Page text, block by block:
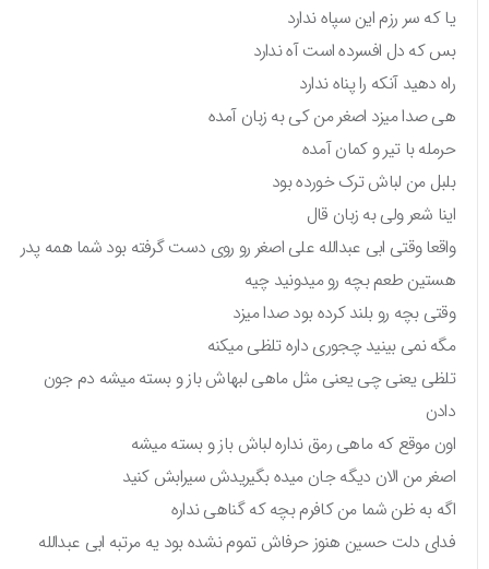
یا که سر رزم این سپاه ندارد
بس که دل افسرده است آه ندارد
راه دهید آنکه را پناه ندارد
هی صدا میزد اصغر من کی به زبان آمده
حرمله با تیر و کمان آمده
بلبل من لباش ترک خورده بود
اینا شعر ولی به زبان قال
واقعا وقتی ابی عبدالله علی اصغر رو روی دست گرفته بود شما همه پدر
هستین طعم بچه رو میدونید چیه
وقتی بچه رو بلند کرده بود صدا میزد
مگه نمی بینید چجوری داره تلظی میکنه
تلظی یعنی چی یعنی مثل ماهی لبهاش باز و بسته میشه دم جون
دادن
اون موقع که ماهی رمق نداره لباش باز و بسته میشه
اصغر من الان دیگه جان میده بگیریدش سیرابش کنید
اگه به ظن شما من کافرم بچه که گناهی نداره
فدای دلت حسین هنوز حرفاش تموم نشده بود یه مرتبه ابی عبدالله